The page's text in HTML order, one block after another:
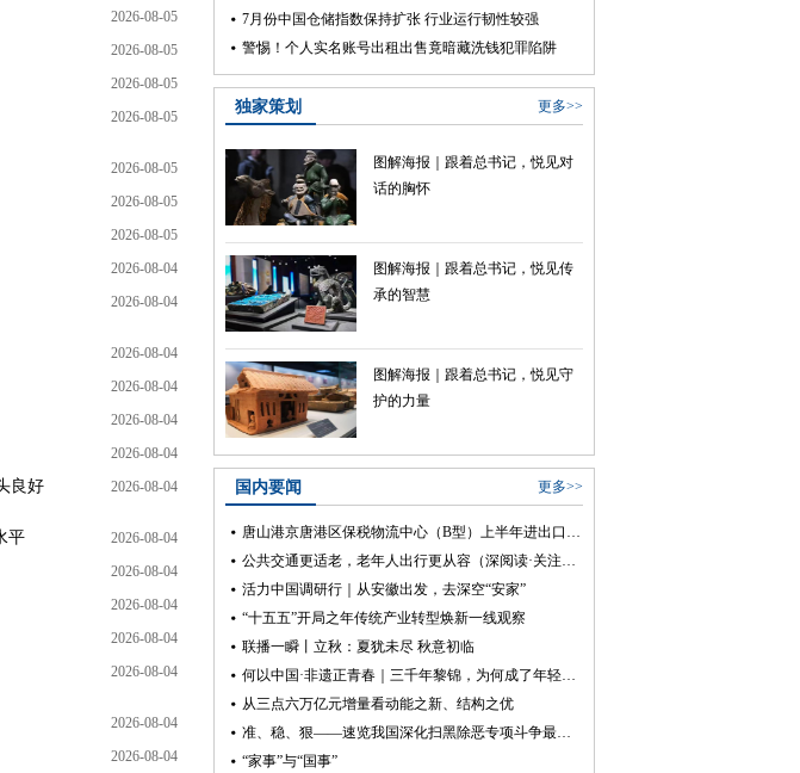
2026-08-05
2026-08-05
2026-08-05
2026-08-05
2026-08-05
2026-08-05
2026-08-05
2026-08-04
2026-08-04
2026-08-04
2026-08-04
2026-08-04
2026-08-04
良好 2026-08-04
平 2026-08-04
2026-08-04
2026-08-04
2026-08-04
2026-08-04
2026-08-04
2026-08-04
7月份中国仓储指数保持扩张 行业运行韧性较强
警惕！个人实名账号出租出售竟暗藏洗钱犯罪陷阱
独家策划 更多>>
图解海报｜跟着总书记，悦见对
话的胸怀
图解海报｜跟着总书记，悦见传
承的智慧
图解海报｜跟着总书记，悦见守
护的力量
国内要闻 更多>>
唐山港京唐港区保税物流中心（B型）上半年进出口额稳居全国前列
公共交通更适老，老年人出行更从容（深阅读·关注适老化改造）
活力中国调研行｜从安徽出发，去深空“安家”
“十五五”开局之年传统产业转型焕新一线观察
联播一瞬丨立秋：夏犹未尽 秋意初临
何以中国·非遗正青春｜三千年黎锦，为何成了年轻人的“新饭碗”？
从三点六万亿元增量看动能之新、结构之优
准、稳、狠——速览我国深化扫黑除恶专项斗争最新部署
“家事”与“国事”